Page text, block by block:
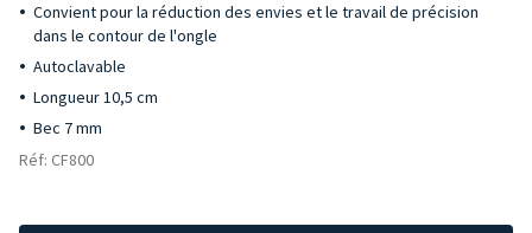
Convient pour la réduction des envies et le travail de précision
dans le contour de l'ongle
Autoclavable
Longueur 10,5 cm
Bec 7 mm
Réf: CF800